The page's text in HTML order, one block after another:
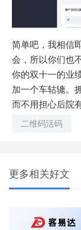
简单吧，我相信
会，所以你们也
你的双十一的业
加一个车轱辘。
而不用担心后院
二维码活码
更多相关好文